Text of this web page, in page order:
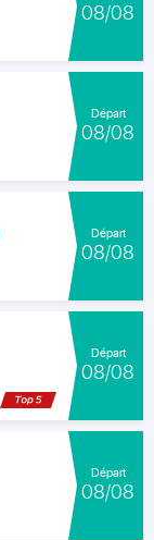
08/08
Départ
08/08
Départ
08/08
Départ
08/08
Départ
08/08